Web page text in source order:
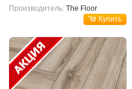
Производитель: The Floor
Купить